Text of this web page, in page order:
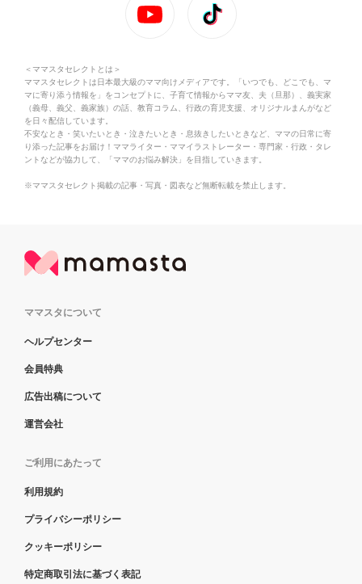
＜ママスタセレクトとは＞
ママスタセレクトは日本最大級のママ向けメディアです。「いつでも、どこでも、マ
マに寄り添う情報を」をコンセプトに、子育て情報からママ友、夫（旦那）、義実家
（義母、義父、義家族）の話、教育コラム、行政の育児支援、オリジナルまんがなど
を日々配信しています。
不安なとき・笑いたいとき・泣きたいとき・息抜きしたいときなど、ママの日常に寄
り添った記事をお届け！ママライター・ママイラストレーター・専門家・行政・タレ
ントなどが協力して、「ママのお悩み解決」を目指していきます。
※ママスタセレクト掲載の記事・写真・図表など無断転載を禁止します。
ママスタについて
ヘルプセンター
会員特典
広告出稿について
運営会社
ご利用にあたって
利用規約
プライバシーポリシー
クッキーポリシー
特定商取引法に基づく表記